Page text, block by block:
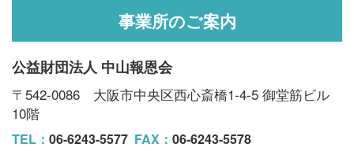
事業所のご案内
公益財団法人 中山報恩会
〒542-0086 大阪市中央区西心斎橋1-4-5 御堂筋ビル
10階
TEL： 06-6243-5577 FAX： 06-6243-5578